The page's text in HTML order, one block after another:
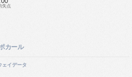
失点
カール
ェイデータ